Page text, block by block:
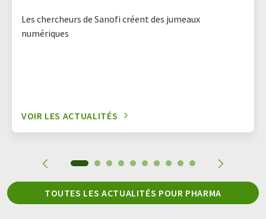
Les chercheurs de Sanofi créent des jumeaux
numériques
VOIR LES ACTUALITÉS
TOUTES LES ACTUALITÉS POUR PHARMA